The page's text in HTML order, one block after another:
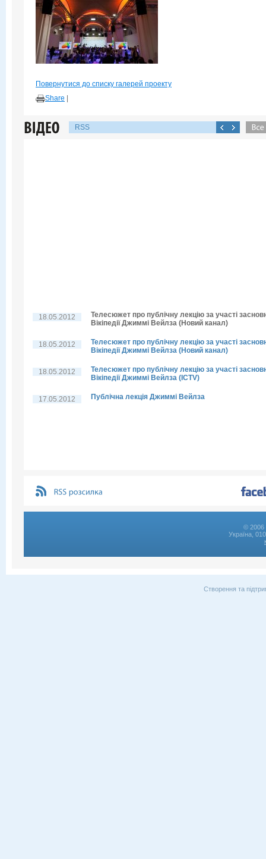
Повернутися до списку галерей проекту
Share
RSS
18.05.2012
Телесюжет про публічну лекцію за участі
Вікіпедії Джиммі Вейлза (Новий канал)
18.05.2012
Телесюжет про публічну лекцію за участі
Вікіпедії Джиммі Вейлза (Новий канал)
18.05.2012
Телесюжет про публічну лекцію за участі
Вікіпедії Джиммі Вейлза (ICTV)
17.05.2012 Публічна лекція Джиммі Вейлза
© 2006
Україна,
Створення та